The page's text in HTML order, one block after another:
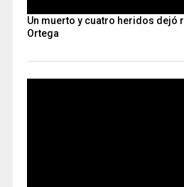
Un muerto y cuatro heridos dejó
Ortega